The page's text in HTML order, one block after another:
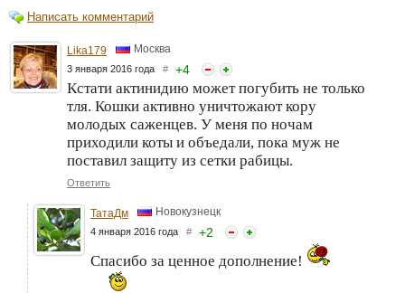
Написать комментарий
Lika179 Москва
3 января 2016 года # +4
Кстати актинидию может погубить не только
тля. Кошки активно уничтожают кору
молодых саженцев. У меня по ночам
приходили коты и объедали, пока муж не
поставил защиту из сетки рабицы.
Ответить
ТатаДм Новокузнецк
4 января 2016 года # +2
Спасибо за ценное дополнение!